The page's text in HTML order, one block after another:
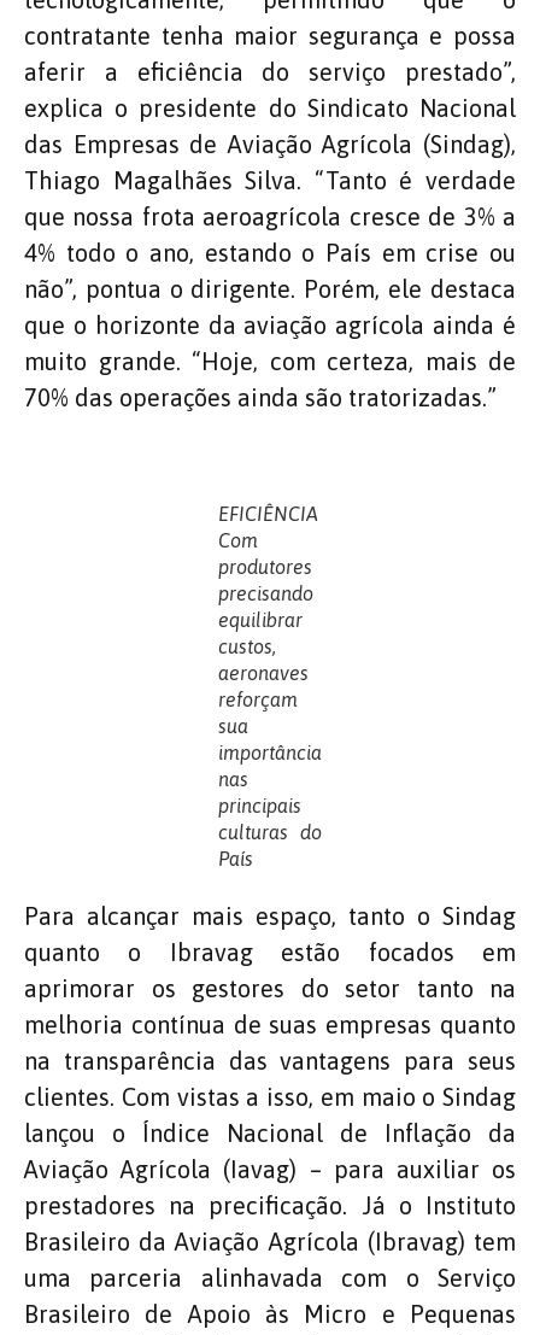
contratante tenha maior segurança e possa
aferir a eficiência do serviço prestado”,
explica o presidente do Sindicato Nacional
das Empresas de Aviação Agrícola (Sindag),
Thiago Magalhães Silva. “Tanto é verdade
que nossa frota aeroagrícola cresce de 3% a
4% todo o ano, estando o País em crise ou
não”, pontua o dirigente. Porém, ele destaca
que o horizonte da aviação agrícola ainda é
muito grande. “Hoje, com certeza, mais de
70% das operações ainda são tratorizadas.”
EFICIÊNCIA
Com
produtores
precisando
equilibrar
custos,
aeronaves
reforçam
sua
importância
nas
principais
culturas do
País
Para alcançar mais espaço, tanto o Sindag
quanto o Ibravag estão focados em
aprimorar os gestores do setor tanto na
melhoria contínua de suas empresas quanto
na transparência das vantagens para seus
clientes. Com vistas a isso, em maio o Sindag
lançou o Índice Nacional de Inflação da
Aviação Agrícola (Iavag) – para auxiliar os
prestadores na precificação. Já o Instituto
Brasileiro da Aviação Agrícola (Ibravag) tem
uma parceria alinhavada com o Serviço
Brasileiro de Apoio às Micro e Pequenas